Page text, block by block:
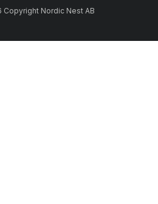
Nordic Nest AB